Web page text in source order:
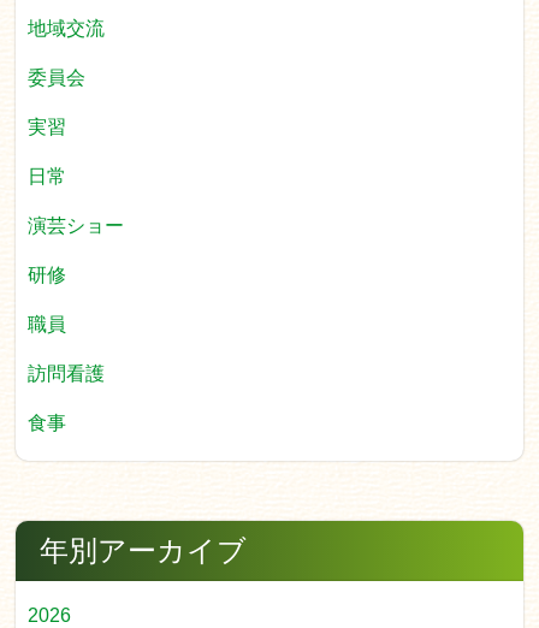
地域交流
委員会
実習
日常
演芸ショー
研修
職員
訪問看護
食事
年別アーカイブ
2026